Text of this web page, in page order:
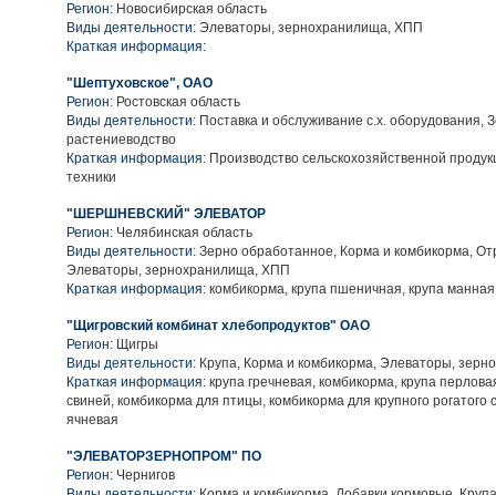
Регион: Новосибирская область
Виды деятельности: Элеваторы, зернохранилища, ХПП
Краткая информация:
"Шептуховское", ОАО
Регион: Ростовская область
Виды деятельности: Поставка и обслуживание с.х. оборудования,
растениеводство
Краткая информация: Производство сельскохозяйственной
техники
"ШЕРШНЕВСКИЙ" ЭЛЕВАТОР
Регион: Челябинская область
Виды деятельности: Зерно обработанное, Корма и комбикорма,
Элеваторы, зернохранилища, ХПП
Краткая информация: комбикорма, крупа пшеничная, крупа манная
"Щигровский комбинат хлебопродуктов" ОАО
Регион: Щигры
Виды деятельности: Крупа, Корма и комбикорма, Элеваторы,
Краткая информация: крупа гречневая, комбикорма, крупа
свиней, комбикорма для птицы, комбикорма для крупного рогатого
ячневая
"ЭЛЕВАТОРЗЕРНОПРОМ" ПО
Регион: Чернигов